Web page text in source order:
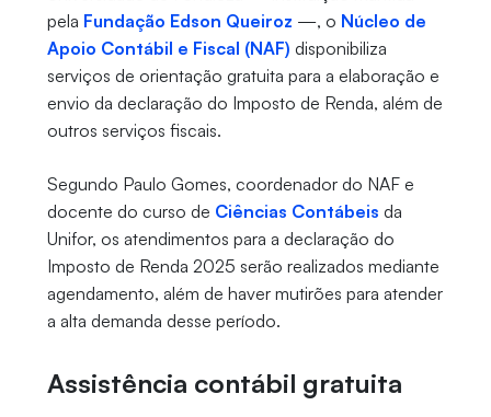
pela Fundação Edson Queiroz —, o Núcleo de
Apoio Contábil e Fiscal (NAF) disponibiliza
serviços de orientação gratuita para a elaboração e
envio da declaração do Imposto de Renda, além de
outros serviços fiscais.
Segundo Paulo Gomes, coordenador do NAF e
docente do curso de Ciências Contábeis da
Unifor, os atendimentos para a declaração do
Imposto de Renda 2025 serão realizados mediante
agendamento, além de haver mutirões para atender
a alta demanda desse período.
Assistência contábil gratuita